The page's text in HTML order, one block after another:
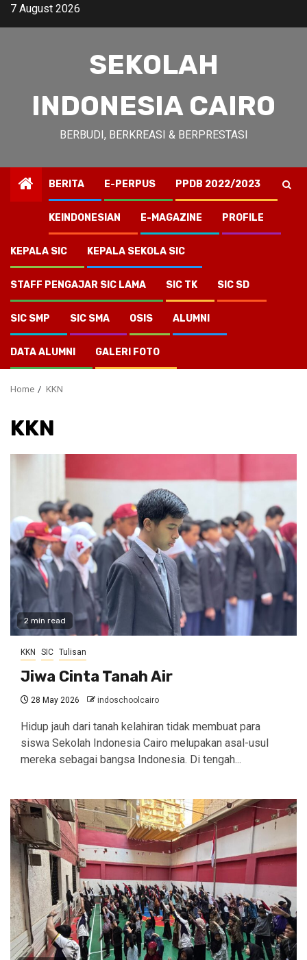
Skip7 August 2026
SEKOLAH
INDONESIA CAIRO
BERBUDI, BERKREASI & BERPRESTASI
BERITA E-PERPUS PPDB 2022/2023
KEINDONESIAN E-MAGAZINE PROFILE
KEPALA SIC KEPALA SEKOLA SIC
STAFF PENGAJAR SIC LAMA SIC TK SIC SD
SIC SMP SIC SMA OSIS ALUMNI
DATA ALUMNI GALERI FOTO
Home KKN
KKN
2 min read
KKN SIC Tulisan
Jiwa Cinta Tanah Air
28 May 2026 indoschoolcairo
Hidup jauh dari tanah kelahiran tidak membuat para
siswa Sekolah Indonesia Cairo melupakan asal-usul
mereka sebagai bangsa Indonesia. Di tengah...